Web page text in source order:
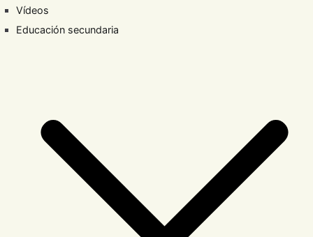
Vídeos
Educación secundaria